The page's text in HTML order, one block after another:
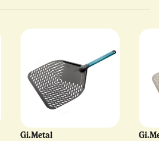
Gi.Metal